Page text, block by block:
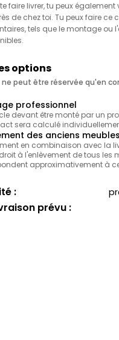
faire livrer, tu peux
de chez toi. Tu peux faire ce
tels que le montage ou
options
peut être réservée qu'en
professionnel
devant être monté par un
sera calculé
des anciens meubles
en combinaison avec la
à l'enlèvement de tous
approximativement à
:
prévu :